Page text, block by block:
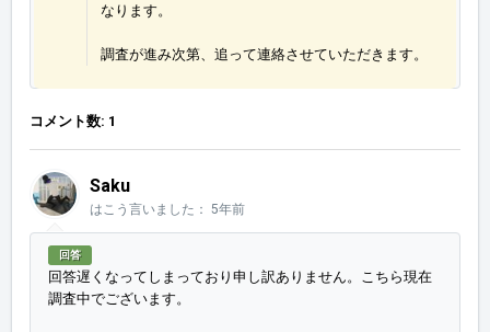
なります。
調査が進み次第、追って連絡させていただきます。
コメント数: 1
Saku
はこう言いました： 5年前
回答
回答遅くなってしまっており申し訳ありません。こちら現在
調査中でございます。